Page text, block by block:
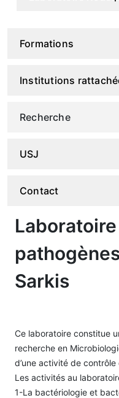
Formations
Institutions
Recherche
USJ
Contact
Sarkis
Ce laboratoire constitue
recherche en
d’une activité de
Les activités au
1-La bactériologie et